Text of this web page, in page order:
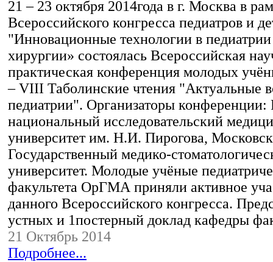
21 – 23 октября 2014года в г. Москва в
Всероссийского конгресса педиатров и
"Инновационные технологии в педиатрии
хирургии» состоялась Всероссийская
практическая конференция молодых
– VIII Таболинские чтения "Актуальные
педиатрии". Организаторы конференции:
национальный исследовательский
университет им. Н.И. Пирогова,
Государственный медико-
университет. Молодые учёные
факультета ОрГМА приняли активное
данного Всероссийского конгресса.
устных и 1постерный доклад кафедры
21 Октябрь 2014
Подробнее...